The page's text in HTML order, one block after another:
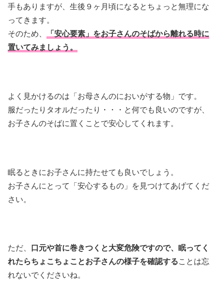
手もありますが、生後９ヶ月頃になるとちょっと無理にな
ってきます。
そのため、
「安心要素」をお子さんのそばから離れる時に
置いてみましょう。
よく見かけるのは「お母さんのにおいがする物」です。
服だったりタオルだったり・・・と何でも良いのですが、
お子さんのそばに置くことで安心してくれます。
眠るときにお子さんに持たせても良いでしょう。
お子さんにとって「安心するもの」を見つけてあげてくだ
さい。
ただ、 口元や首に巻きつくと大変危険ですので、眠ってく
れたらちょこちょことお子さんの様子を確認することは忘
れないでくださいね。